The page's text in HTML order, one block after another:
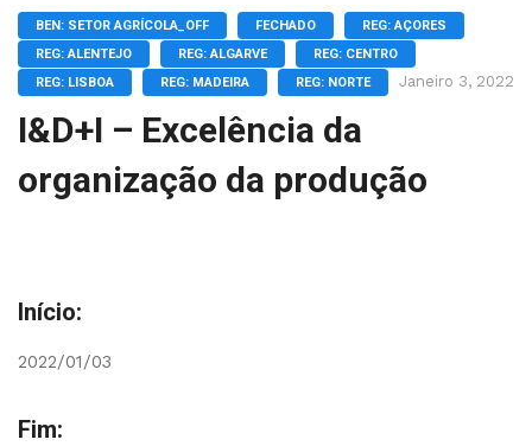
BEN: SETOR AGRÍCOLA_OFF FECHADO
REG: AÇORES
REG: ALENTEJO
REG: ALGARVE
REG: CENTRO
REG: LISBOA
REG: MADEIRA REG: NORTE Janeiro 3, 2022
I&D+I – Excelência da
organização da produção
Início:
2022/01/03
Fim: